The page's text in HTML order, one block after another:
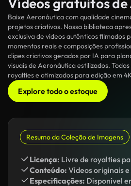
Baixe Aeronáutica com qualidade
projetos criativos. Nossa biblioteca
exclusiva de vídeos autênticos filmados
momentos reais e composições
clipes criativos gerados por IA para
visuais de Aeronáutica estilizados.
royalties e otimizados para edição em
Explore todo o estoque
Resumo da Coleção de Imagens
Licença: Livre de royalties
Conteúdo: Vídeos originais
Especificações: Disponível